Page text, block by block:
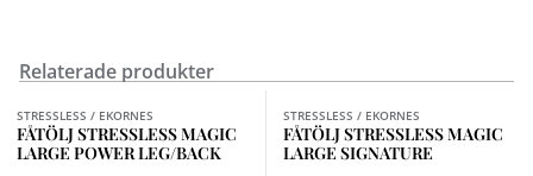
Relaterade produkter
Finns i fler val (9)
STRESSLESS / EKORNES
FÅTÖLJ STRESSLESS MAGIC
LARGE POWER LEG/BACK
STRESSLESS / EKORNES
FÅTÖLJ STRESSLESS MAGIC
LARGE SIGNATURE